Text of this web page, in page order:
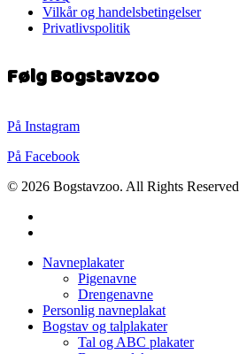
Vilkår og handelsbetingelser
Privatlivspolitik
Følg Bogstavzoo
På Instagram
På Facebook
© 2026 Bogstavzoo. All Rights Reserved
Close
Navneplakater
Pigenavne
Drengenavne
Personlig navneplakat
Bogstav og talplakater
Tal og ABC plakater